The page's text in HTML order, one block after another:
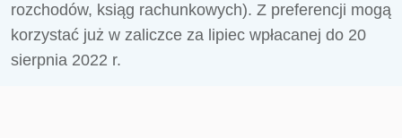
rozchodów, ksiąg rachunkowych). Z preferencji mogą
korzystać już w zaliczce za lipiec wpłacanej do 20
sierpnia 2022 r.